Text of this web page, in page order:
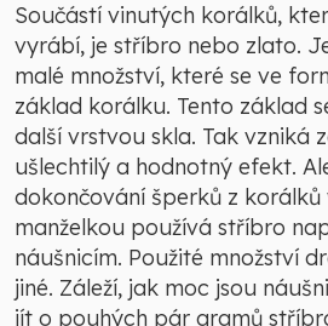
Součástí vinutých korálků,
vyrábí, je stříbro nebo zlato.
malé množství, které se ve
základ korálku. Tento základ
další vrstvou skla. Tak vzniká
ušlechtilý a hodnotný efekt.
dokončování šperků z
manželkou používá stříbro
náušnicím. Použité množství
jiné. Záleží, jak moc jsou
jít o pouhých pár gramů